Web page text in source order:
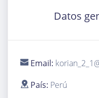
Datos
Email:
País: Perú